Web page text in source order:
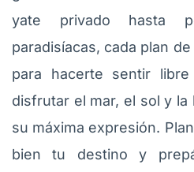
yate privado hasta
paradisíacas, cada plan
para hacerte sentir
disfrutar el mar, el sol y
su máxima expresión.
bien tu destino y